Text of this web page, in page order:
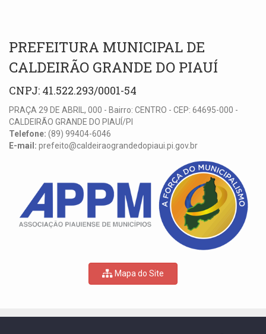
PREFEITURA MUNICIPAL DE
CALDEIRÃO GRANDE DO PIAUÍ
CNPJ: 41.522.293/0001-54
PRAÇA 29 DE ABRIL, 000 - Bairro: CENTRO - CEP: 64695-000 -
CALDEIRÃO GRANDE DO PIAUÍ/PI
Telefone: (89) 99404-6046
E-mail: prefeito@caldeiraograndedopiaui.pi.gov.br
Mapa do Site